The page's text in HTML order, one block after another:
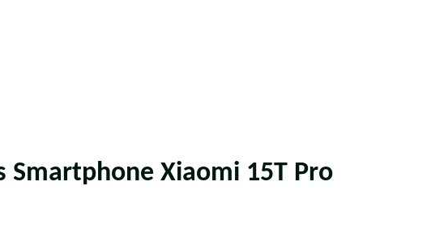
Smartphone Xiaomi 15T Pro